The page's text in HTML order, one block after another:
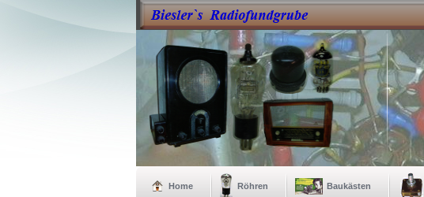
Home Röhren Baukästen